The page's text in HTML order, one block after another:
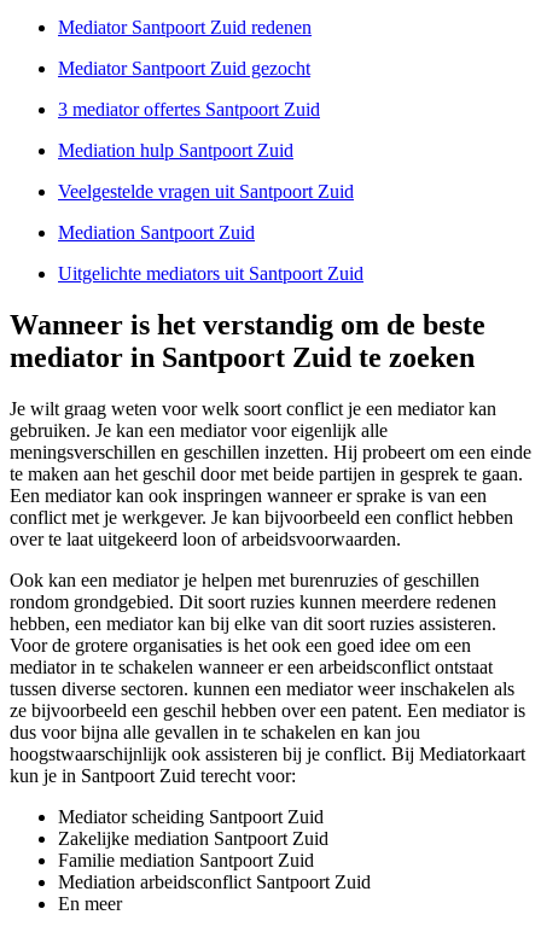
Mediator Santpoort Zuid redenen
Mediator Santpoort Zuid gezocht
3 mediator offertes Santpoort Zuid
Mediation hulp Santpoort Zuid
Veelgestelde vragen uit Santpoort Zuid
Mediation Santpoort Zuid
Uitgelichte mediators uit Santpoort Zuid
Wanneer is het verstandig om de beste
mediator in Santpoort Zuid te zoeken
Je wilt graag weten voor welk soort conflict je een mediator kan
gebruiken. Je kan een mediator voor eigenlijk alle
meningsverschillen en geschillen inzetten. Hij probeert om een einde
te maken aan het geschil door met beide partijen in gesprek te gaan.
Een mediator kan ook inspringen wanneer er sprake is van een
conflict met je werkgever. Je kan bijvoorbeeld een conflict hebben
over te laat uitgekeerd loon of arbeidsvoorwaarden.
Ook kan een mediator je helpen met burenruzies of geschillen
rondom grondgebied. Dit soort ruzies kunnen meerdere redenen
hebben, een mediator kan bij elke van dit soort ruzies assisteren.
Voor de grotere organisaties is het ook een goed idee om een
mediator in te schakelen wanneer er een arbeidsconflict ontstaat
tussen diverse sectoren. kunnen een mediator weer inschakelen als
ze bijvoorbeeld een geschil hebben over een patent. Een mediator is
dus voor bijna alle gevallen in te schakelen en kan jou
hoogstwaarschijnlijk ook assisteren bij je conflict. Bij Mediatorkaart
kun je in Santpoort Zuid terecht voor:
Mediator scheiding Santpoort Zuid
Zakelijke mediation Santpoort Zuid
Familie mediation Santpoort Zuid
Mediation arbeidsconflict Santpoort Zuid
En meer